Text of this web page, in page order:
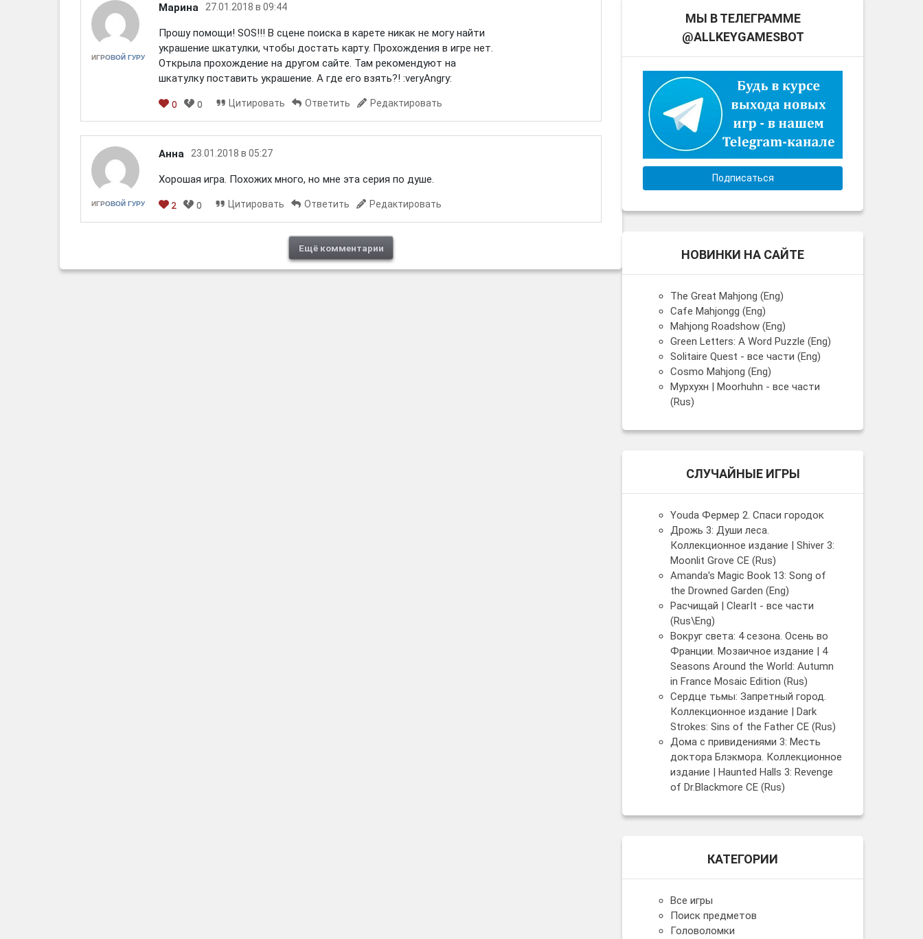
ИГРОВОЙ ГУРУ
Марина 27.01.2018 в 09:44
Прошу помощи! SOS!!! В сцене поиска в карете никак не могу найти
украшение шкатулки, чтобы достать карту. Прохождения в игре нет.
Открыла прохождение на другом сайте. Там рекомендуют на
шкатулку поставить украшение. А где его взять?! :veryAngry:
0 0 Цитировать Ответить Редактировать
ИГРОВОЙ ГУРУ
Анна 23.01.2018 в 05:27
Хорошая игра. Похожих много, но мне эта серия по душе.
2 0 Цитировать Ответить Редактировать
Ещё комментарии
МЫ В ТЕЛЕГРАММЕ
@ALLKEYGAMESBOT
Подписаться
НОВИНКИ НА САЙТЕ
The Great Mahjong (Eng)
Cafe Mahjongg (Eng)
Mahjong Roadshow (Eng)
Green Letters: A Word Puzzle (Eng)
Solitaire Quest - все части (Eng)
Cosmo Mahjong (Eng)
Мурхухн | Moorhuhn - все части
(Rus)
СЛУЧАЙНЫЕ ИГРЫ
Youda Фермер 2. Спаси городок
Дрожь 3: Души леса.
Коллекционное издание | Shiver 3:
Moonlit Grove CE (Rus)
Amanda's Magic Book 13: Song of
the Drowned Garden (Eng)
Расчищай | ClearIt - все части
(Rus\Eng)
Вокруг света: 4 сезона. Осень во
Франции. Мозаичное издание | 4
Seasons Around the World: Autumn
in France Mosaic Edition (Rus)
Сердце тьмы: Запретный город.
Коллекционное издание | Dark
Strokes: Sins of the Father CE (Rus)
Дома с привидениями 3: Месть
доктора Блэкмора. Коллекционное
издание | Haunted Halls 3: Revenge
of Dr.Blackmore CE (Rus)
КАТЕГОРИИ
Все игры
Поиск предметов
Головоломки